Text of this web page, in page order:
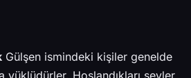
Gülşen ismindeki kişiler genelde
yüklüdürler. Hoşlandıkları şeyler